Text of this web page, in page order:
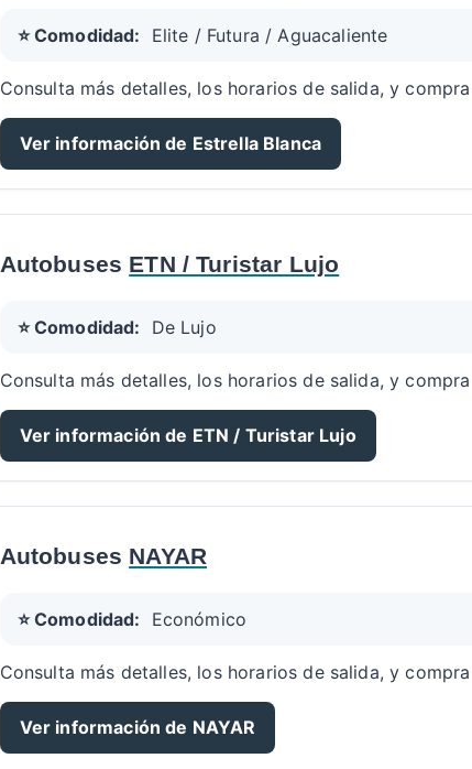
⭐ Comodidad: Elite / Futura / Aguacaliente
Consulta más detalles, los horarios de salida, y
Ver información de Estrella Blanca
Autobuses ETN / Turistar Lujo
⭐ Comodidad: De Lujo
Consulta más detalles, los horarios de salida, y
Ver información de ETN / Turistar Lujo
Autobuses NAYAR
⭐ Comodidad: Económico
Consulta más detalles, los horarios de salida, y
Ver información de NAYAR